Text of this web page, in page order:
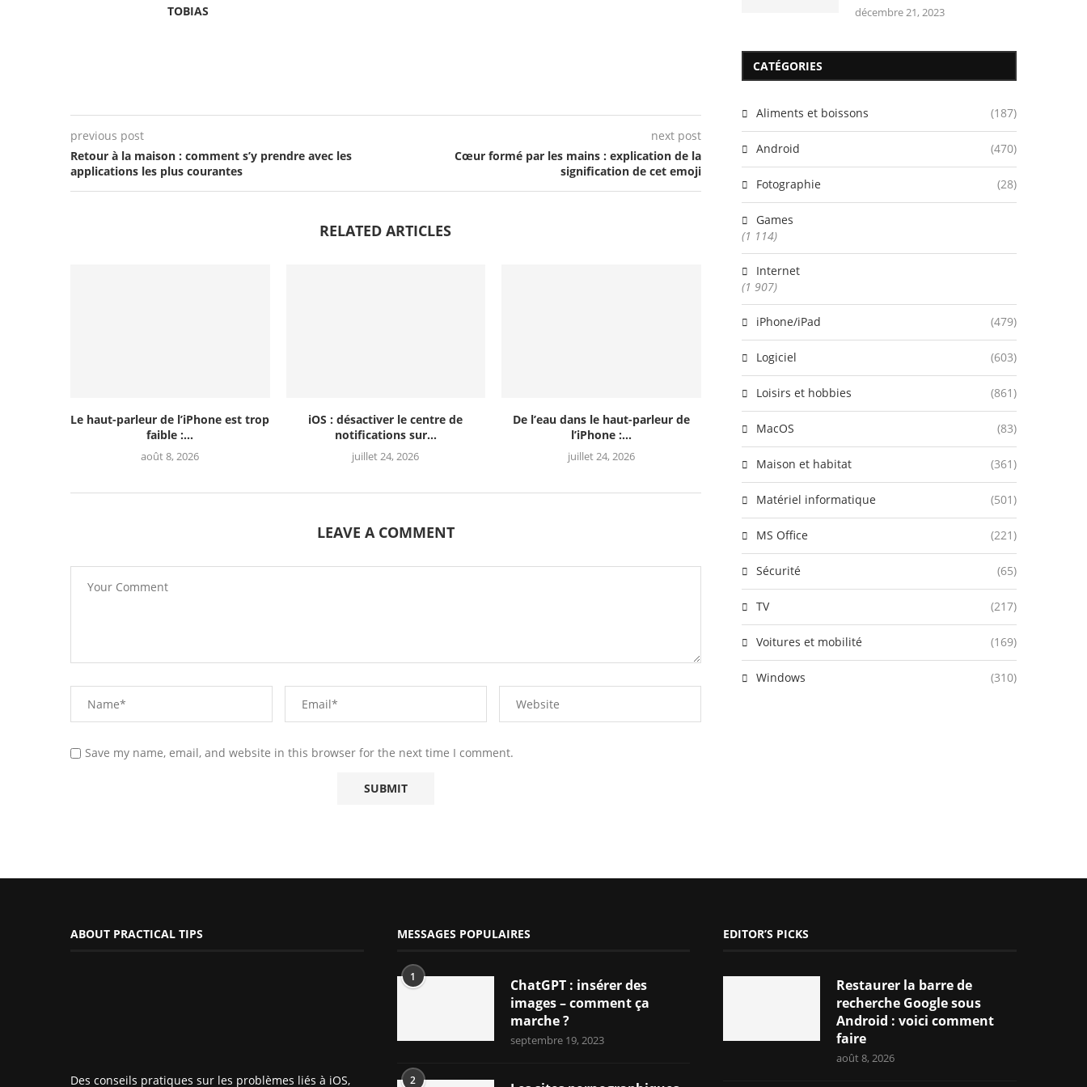
TOBIAS
previous post
Retour à la maison : comment s’y prendre avec les
applications les plus courantes
next post
Cœur formé par les mains : explication de la
signification de cet emoji
RELATED ARTICLES
Le haut-parleur de l’iPhone est trop
faible :...
août 8, 2026
iOS : désactiver le centre de
notifications sur...
juillet 24, 2026
De l’eau dans le haut-parleur de
l’iPhone :...
juillet 24, 2026
LEAVE A COMMENT
Save my name, email, and website in this browser for the next time I comment.
décembre 21, 2023
CATÉGORIES
Aliments et boissons (187)
Android (470)
Fotographie (28)
Games
(1 114)
Internet
(1 907)
iPhone/iPad (479)
Logiciel (603)
Loisirs et hobbies (861)
MacOS (83)
Maison et habitat (361)
Matériel informatique (501)
MS Office (221)
Sécurité (65)
TV (217)
Voitures et mobilité (169)
Windows (310)
ABOUT PRACTICAL TIPS
Des conseils pratiques sur les problèmes liés à iOS,
MESSAGES POPULAIRES
1
ChatGPT : insérer des
images – comment ça
marche ?
septembre 19, 2023
2
EDITOR’S PICKS
Restaurer la barre de
recherche Google sous
Android : voici comment
faire
août 8, 2026